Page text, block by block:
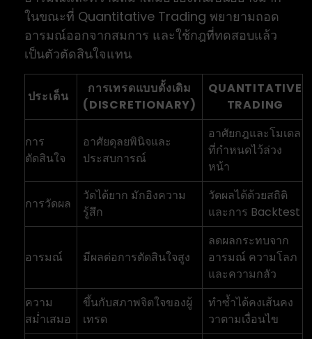
ในขณะที่ Quantitative Trading พยายามถอด
อารมณ์ออกจากสมการ และใช้กฎที่ทดสอบแล้ว
เป็นตัวตัดสินใจแทน
ประเด็น
การเทรดแบบดั้งเดิม
(DISCRETIONARY)
QUANTITATIVE
TRADING
การ
ตัดสินใจ
อาศัยดุลยพินิจและ
ประสบการณ์
อาศัยกฎและโมเดล
ที่กำหนดไว้ล่วง
หน้า
การวัดผล
วัดได้ยาก มักอิงความ
รู้สึก
วัดผลได้ด้วยสถิติ
และการ Backtest
อารมณ์ มีผลต่อการตัดสินใจสูง
ลดผลกระทบจาก
อารมณ์ ความโลภ
และความกลัว
ความ
สม่ำเสมอ
ขึ้นกับสภาพจิตใจของผู้
เทรด
ทำซ้ำได้คงเส้นคง
วาตามเงื่อนไข